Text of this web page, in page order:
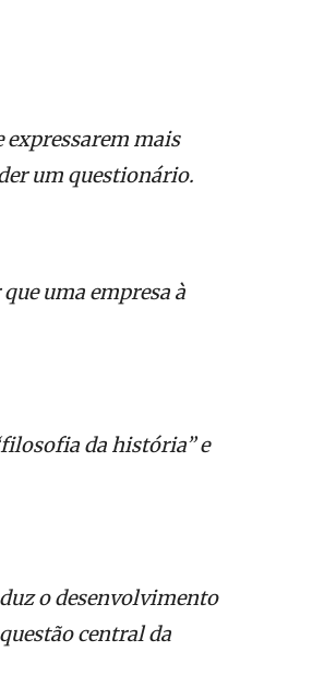
mais
um questionário.
uma empresa à
da história” e
o desenvolvimento
central da